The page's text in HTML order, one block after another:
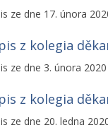
ze dne 17. února
z kolegia
ze dne 3. února 2020
z kolegia
ze dne 20. ledna